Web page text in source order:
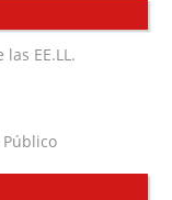
EE.LL.